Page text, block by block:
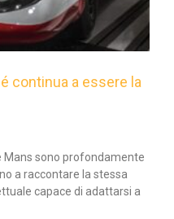
continua a essere la
Mans sono profondamente
a raccontare la stessa
capace di adattarsi a